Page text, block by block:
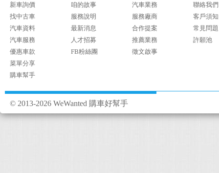
新車詢價
找中古車
汽車資料
汽車服務
優惠車款
菜單分享
購車幫手
咱的故事
服務說明
最新消息
人才招募
FB粉絲團
汽車業務
服務廠商
合作提案
推薦業務
徵文啟事
聯絡我們
客戶須知
常見問題
許願池
© 2013-2026 WeWanted 購車好幫手